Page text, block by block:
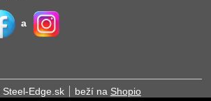
a
Edge.sk beží na Shopio